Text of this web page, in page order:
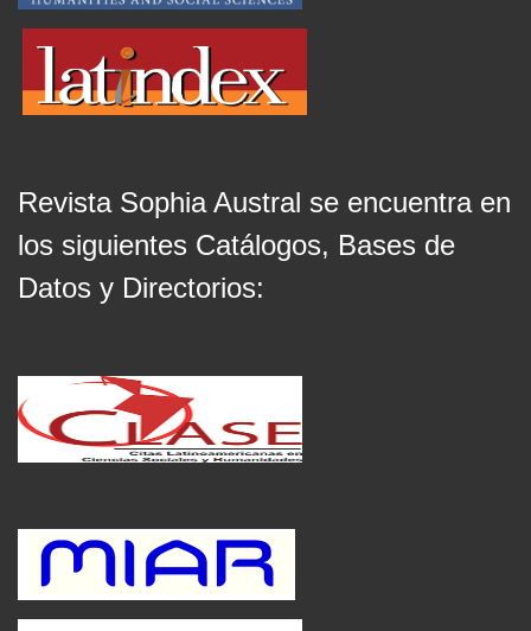
Revista Sophia Austral se encuentra en
los siguientes Catálogos, Bases de
Datos y Directorios: